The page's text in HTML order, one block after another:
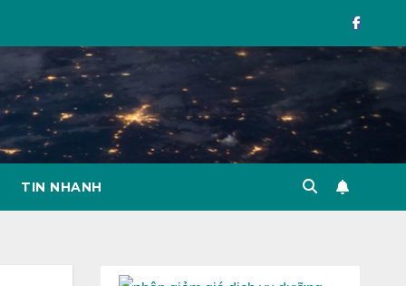
TIN NHANH